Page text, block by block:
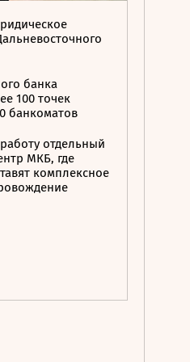
банка
100 точек
банкоматов
отдельный
МКБ, где
комплексное